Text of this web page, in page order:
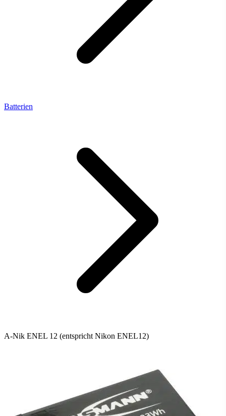
Batterien
A-Nik ENEL 12 (entspricht Nikon ENEL12)